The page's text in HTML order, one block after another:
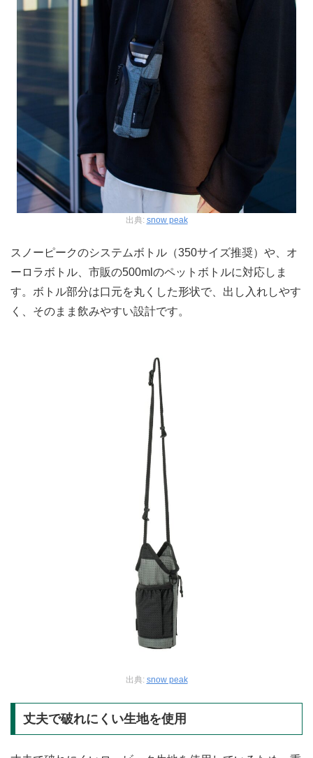
出典: snow peak
スノーピークのシステムボトル（350サイズ推奨）や、オ
ーロラボトル、市販の500mlのペットボトルに対応しま
す。ボトル部分は口元を丸くした形状で、出し入れしやす
く、そのまま飲みやすい設計です。
出典: snow peak
丈夫で破れにくい生地を使用